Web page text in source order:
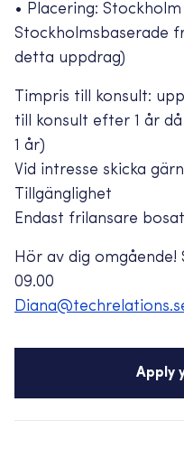
• Placering:
Stockholmsbaserade
detta uppdrag)
Timpris till konsult:
till konsult efter 1 år
1 år)
Vid intresse skicka
Tillgänglighet
Endast frilansare
Hör av dig omgående!
09.00
Apply